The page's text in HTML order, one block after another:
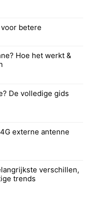
betere
Hoe het werkt &
De volledige gids
externe antenne
verschillen,
trends